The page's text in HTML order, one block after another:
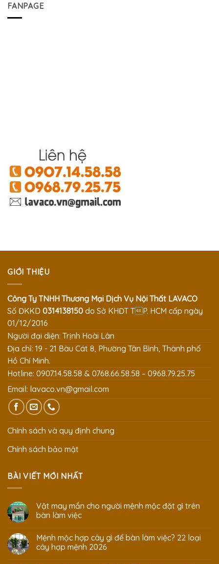
FANPAGE
GIỚI THIỆU
Công Ty TNHH Thương Mại Dịch Vụ Nội Thất LAVACO
Số ĐKKD 0314138150 do Sở KHĐT TP. HCM cấp ngày
01/12/2016
Người đại diện: Trịnh Hoài Lân
Địa chỉ: 19 - 21 Bàu Cát 8, Phường Tân Bình, Thành phố
Hồ Chí Minh.
Hotline: 0907.14.58.58 & 0768.66.58.58 – 0968.79.25.75
Email: lavaco.vn@gmail.com
Chính sách và quy định chung
Chính sách bảo mật
BÀI VIẾT MỚI NHẤT
Vật may mắn cho người mệnh mộc đặt gì trên
bàn làm việc
Mệnh mộc hợp cây gì để bàn làm việc? 22 loại
cây hợp mệnh 2026